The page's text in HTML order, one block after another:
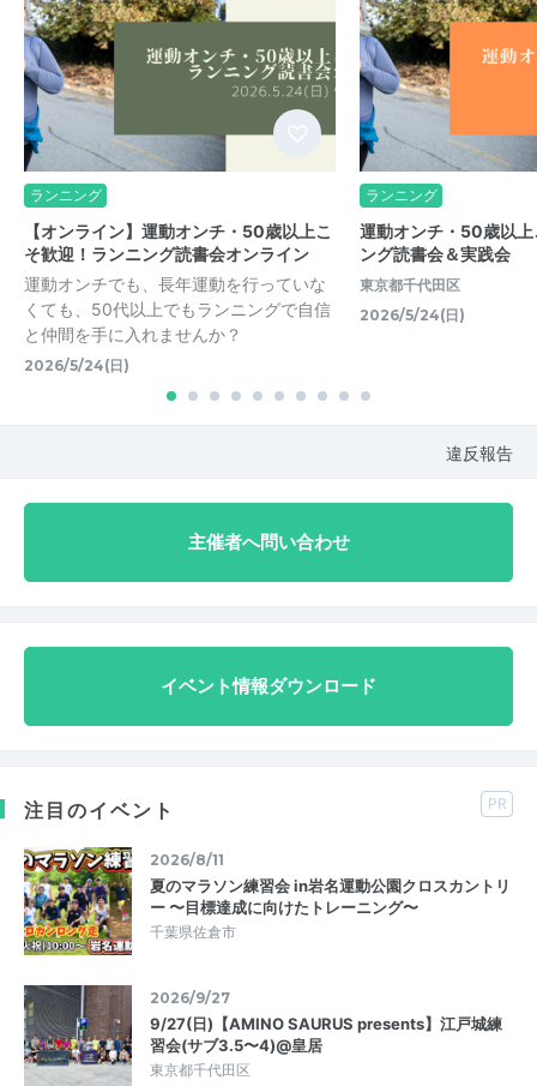
ランニング
【オンライン】運動オンチ・50歳以上こ
そ歓迎！ランニング読書会オンライン
運動オンチでも、長年運動を行っていな
くても、50代以上でもランニングで自信
と仲間を手に入れませんか？
2026/5/24(日)
ランニング
運動オンチ・50歳以
ング読書会＆実践会
東京都千代田区
2026/5/24(日)
違反報告
主催者へ問い合わせ
イベント情報ダウンロード
注目のイベント PR
2026/8/11
夏のマラソン練習会 in岩名運動公園クロスカントリ
ー 〜目標達成に向けたトレーニング〜
千葉県佐倉市
2026/9/27
9/27(日)【AMINO SAURUS presents】江戸城練
習会(サブ3.5〜4)@皇居
東京都千代田区